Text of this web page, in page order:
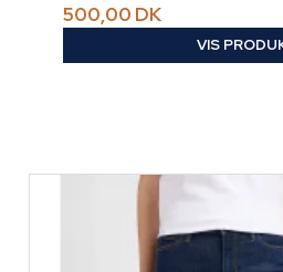
500,00 DK
VIS